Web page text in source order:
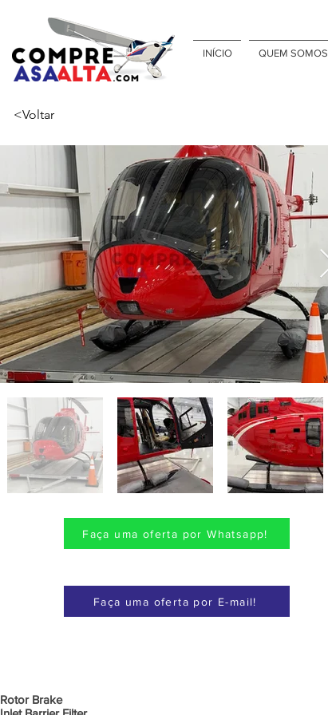
INÍCIO QUEM SOMOS
<Voltar
Faça uma oferta por Whatsapp!
Faça uma oferta por E-mail!
Rotor Brake